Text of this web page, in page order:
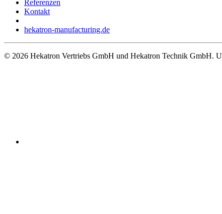
Referenzen
Kontakt
hekatron-manufacturing.de
© 2026 Hekatron Vertriebs GmbH und Hekatron Technik GmbH.